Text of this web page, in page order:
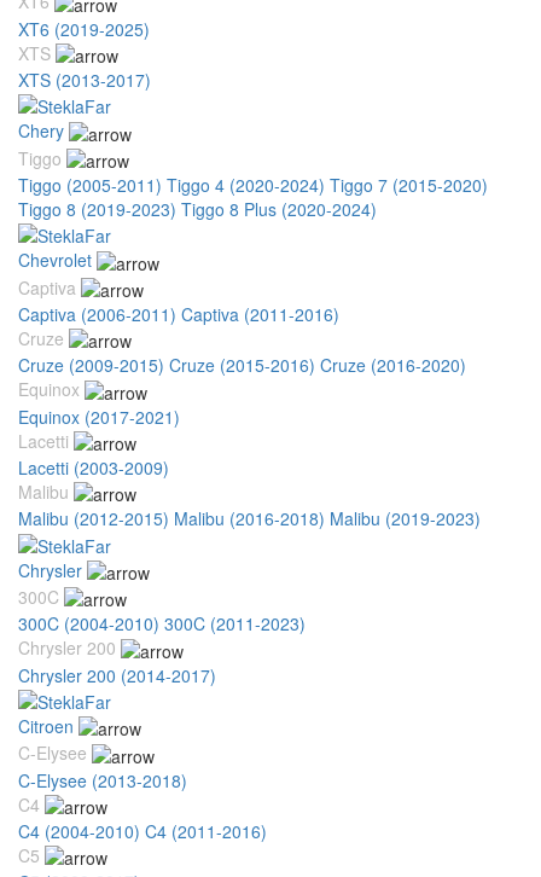
XT6 (2019-2025)
XTS
XTS (2013-2017)
Chery
Tiggo
Tiggo (2005-2011) Tiggo 4 (2020-2024) Tiggo 7 (2015-2020)
Tiggo 8 (2019-2023) Tiggo 8 Plus (2020-2024)
Chevrolet
Captiva
Captiva (2006-2011) Captiva (2011-2016)
Cruze
Cruze (2009-2015) Cruze (2015-2016) Cruze (2016-2020)
Equinox
Equinox (2017-2021)
Lacetti
Lacetti (2003-2009)
Malibu
Malibu (2012-2015) Malibu (2016-2018) Malibu (2019-2023)
Chrysler
300C
300C (2004-2010) 300C (2011-2023)
Chrysler 200
Chrysler 200 (2014-2017)
Citroen
C-Elysee
C-Elysee (2013-2018)
C4
C4 (2004-2010) C4 (2011-2016)
C5